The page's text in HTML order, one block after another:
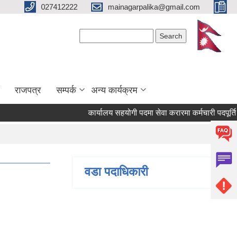
027412222 mainagarpalika@gmail.com
राजपत्र सम्पर्क अन्य कार्यक्रम
कार्यालय सहयोगी पदमा सेवा करारमा कर्मचारी पदपूर्ति
वडा पदाधिकारी